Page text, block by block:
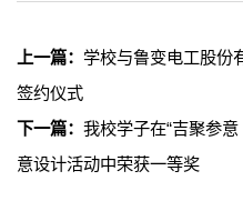
上一篇： 学校与鲁变电工股份
签约仪式
下一篇： 我校学子在“吉聚参
意设计活动中荣获一等奖